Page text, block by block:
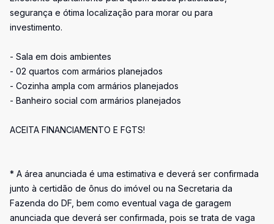
segurança e ótima localização para morar ou para
investimento.
- Sala em dois ambientes
- 02 quartos com armários planejados
- Cozinha ampla com armários planejados
- Banheiro social com armários planejados
ACEITA FINANCIAMENTO E FGTS!
* A área anunciada é uma estimativa e deverá ser confirmada
junto à certidão de ônus do imóvel ou na Secretaria da
Fazenda do DF, bem como eventual vaga de garagem
anunciada que deverá ser confirmada, pois se trata de vaga